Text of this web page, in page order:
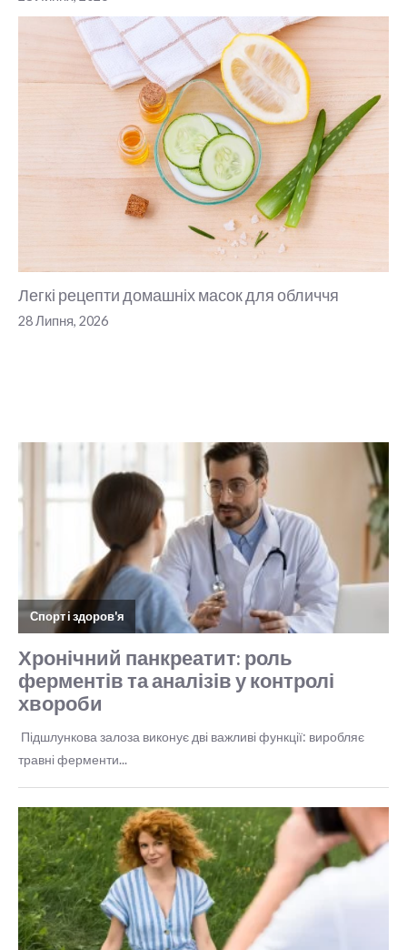
Легкі рецепти домашніх масок для обличчя
28 Липня, 2026